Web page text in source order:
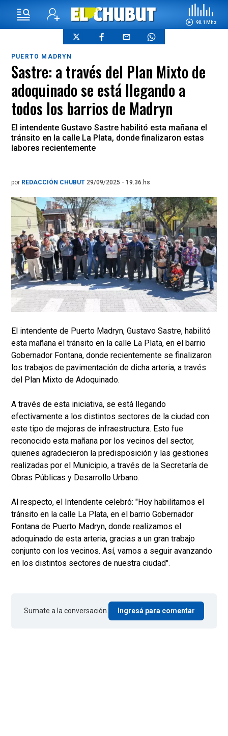
90.1 Mhz
PUERTO MADRYN
Sastre: a través del Plan Mixto de
adoquinado se está llegando a
todos los barrios de Madryn
El intendente Gustavo Sastre habilitó esta mañana el
tránsito en la calle La Plata, donde finalizaron estas
labores recientemente
por REDACCIÓN CHUBUT 29/09/2025 - 19.36.hs
El intendente de Puerto Madryn, Gustavo Sastre, habilitó
esta mañana el tránsito en la calle La Plata, en el barrio
Gobernador Fontana, donde recientemente se finalizaron
los trabajos de pavimentación de dicha arteria, a través
del Plan Mixto de Adoquinado.
A través de esta iniciativa, se está llegando
efectivamente a los distintos sectores de la ciudad con
este tipo de mejoras de infraestructura. Esto fue
reconocido esta mañana por los vecinos del sector,
quienes agradecieron la predisposición y las gestiones
realizadas por el Municipio, a través de la Secretaría de
Obras Públicas y Desarrollo Urbano.
Al respecto, el Intendente celebró: "Hoy habilitamos el
tránsito en la calle La Plata, en el barrio Gobernador
Fontana de Puerto Madryn, donde realizamos el
adoquinado de esta arteria, gracias a un gran trabajo
conjunto con los vecinos. Así, vamos a seguir avanzando
en los distintos sectores de nuestra ciudad".
Sumate a la conversación. Ingresá para comentar